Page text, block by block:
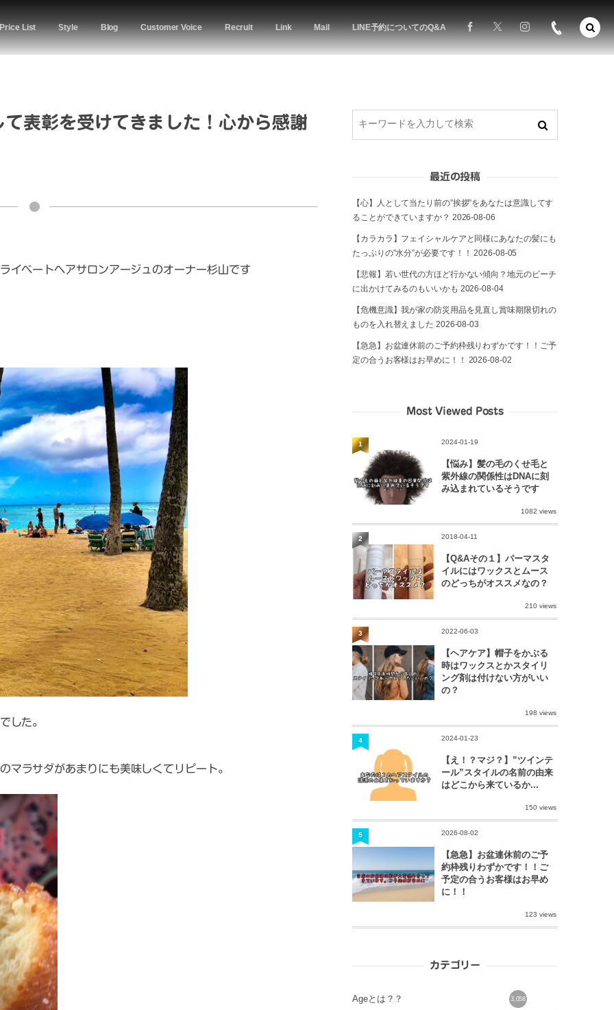
Price List Style Blog Customer Voice Recruit Link Mail LINE予約についてのQ&A
表彰を受けてきました！心から感謝
イベートヘアサロンアージュのオーナー杉山です
した。
のマラサダがあまりにも美味しくてリピート。
最近の投稿
【心】人として当たり前の”挨拶”をあなたは意識してす
ることができていますか？ 2026-08-06
【カラカラ】フェイシャルケアと同様にあなたの髪にも
たっぷりの”水分”が必要です！！ 2026-08-05
【悲報】若い世代の方ほど行かない傾向？地元のビーチ
に出かけてみるのもいいかも 2026-08-04
【危機意識】我が家の防災用品を見直し賞味期限切れの
ものを入れ替えました 2026-08-03
【急急】お盆連休前のご予約枠残りわずかです！！ご予
定の合うお客様はお早めに！！ 2026-08-02
Most Viewed Posts
2024-01-19
【悩み】髪の毛のくせ毛と
紫外線の関係性はDNAに刻
み込まれているそうです
1082 views
1
2018-04-11
【Q&Aその１】パーマスタ
イルにはワックスとムース
のどっちがオススメなの？
210 views
2
2022-06-03
【ヘアケア】帽子をかぶる
時はワックスとかスタイリ
ング剤は付けない方がいい
の？
198 views
3
2024-01-23
【え！？マジ？】”ツインテ
ール”スタイルの名前の由来
はどこから来ているか...
150 views
4
2026-08-02
【急急】お盆連休前のご予
約枠残りわずかです！！ご
予定の合うお客様はお早め
に！！
123 views
5
カテゴリー
Ageとは？？ 3,058